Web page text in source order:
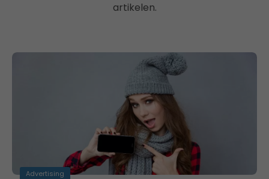
artikelen.
Advertising